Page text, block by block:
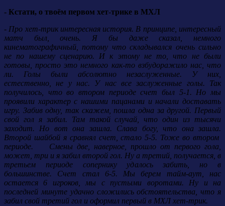
- Кстати, о твоём первом хет-трике в МХЛ
- Про хет-трик интересная история. В принципе, интересный
матч был, очень. Я бы даже сказал, немного
кинематографичный, потому что складывался очень сильно
не по нашему сценарию. И к этому не то, что не были
готовы, просто это немного как-то взбудоражило нас, что
ли. Голы были абсолютно незаслуженные. У них,
естественно, не у нас. У нас все заслуженные голы. Так
получилось, что во втором периоде счет был 5-1. Но мы
проявили характер с нашими пацанами и начали доставать
игру. Забив одну, так скажем, пошла одна за другой. Первый
свой гол я забил. Там такой случай, что один из тысячи
заходит. Но вот она зашла. Слава богу, что она зашла.
Второй шайбой я сравнял счет, стало 5-5. Тоже во втором
периоде. Смены две, наверное, прошло от первого гола,
может, три и я забил второй гол. Ну а третий, получается, в
третьем периоде сопернику удалось забить, но в
большинстве. Счет стал 6-5. Мы берем тайм-аут, нас
остается 6 игроков, мы с пустыми воротами. Ну и на
последней минуте удачно сложились обстоятельства, что я
забил свой третий гол и оформил первый в МХЛ хет-трик.